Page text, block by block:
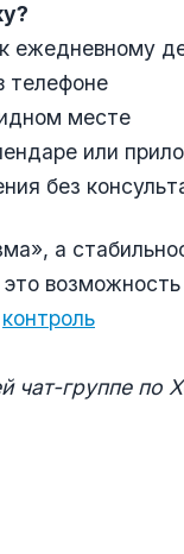
ежедневному
телефоне
месте
или
без
а
контроль
чат-группе по